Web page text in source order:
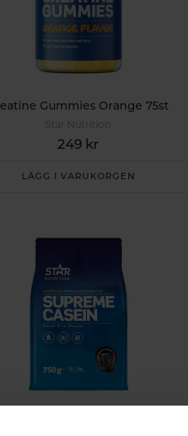
Gummies Orange 75st
Star Nutrition
249 kr
LÄGG I VARUKORGEN